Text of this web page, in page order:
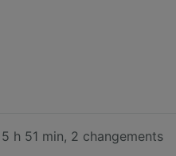
5 h 51 min, 2 changements